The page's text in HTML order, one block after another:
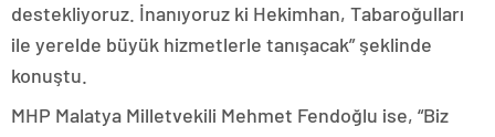
destekliyoruz. İnanıyoruz ki Hekimhan, Tabaroğulları
ile yerelde büyük hizmetlerle tanışacak” şeklinde
konuştu.
MHP Malatya Milletvekili Mehmet Fendoğlu ise, “Biz